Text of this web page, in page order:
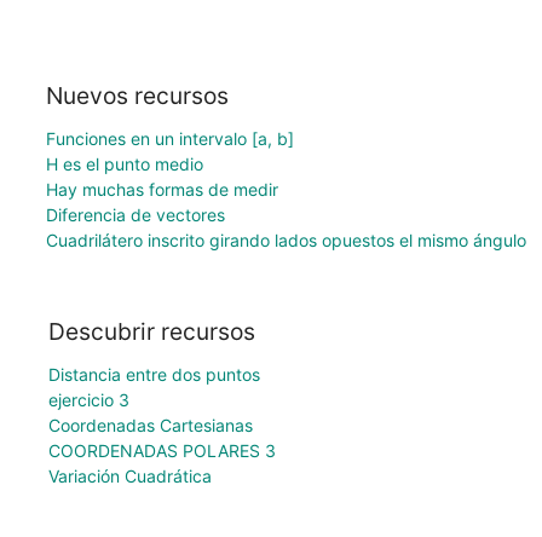
Nuevos recursos
Funciones en un intervalo [a, b]
H es el punto medio
Hay muchas formas de medir
Diferencia de vectores
Cuadrilátero inscrito girando lados opuestos el mismo ángulo
Descubrir recursos
Distancia entre dos puntos
ejercicio 3
Coordenadas Cartesianas
COORDENADAS POLARES 3
Variación Cuadrática